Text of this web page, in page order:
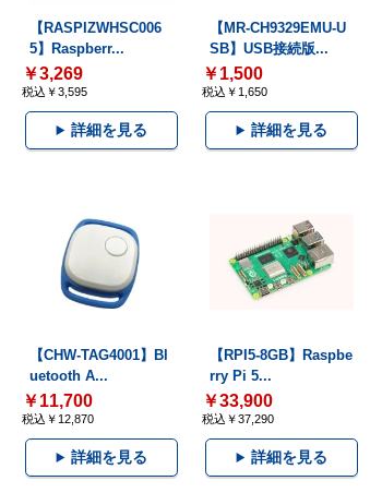
【RASPIZWHSC006
5】Raspberr...
￥3,269
税込￥3,595
詳細を見る
【MR-CH9329EMU-U
SB】USB接続版...
￥1,500
税込￥1,650
詳細を見る
【CHW-TAG4001】Bl
uetooth A...
￥11,700
税込￥12,870
詳細を見る
【RPI5-8GB】Raspbe
rry Pi 5...
￥33,900
税込￥37,290
詳細を見る